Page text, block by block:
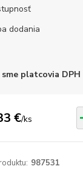
dodania
sme platcovia DPH
€/ks
987531